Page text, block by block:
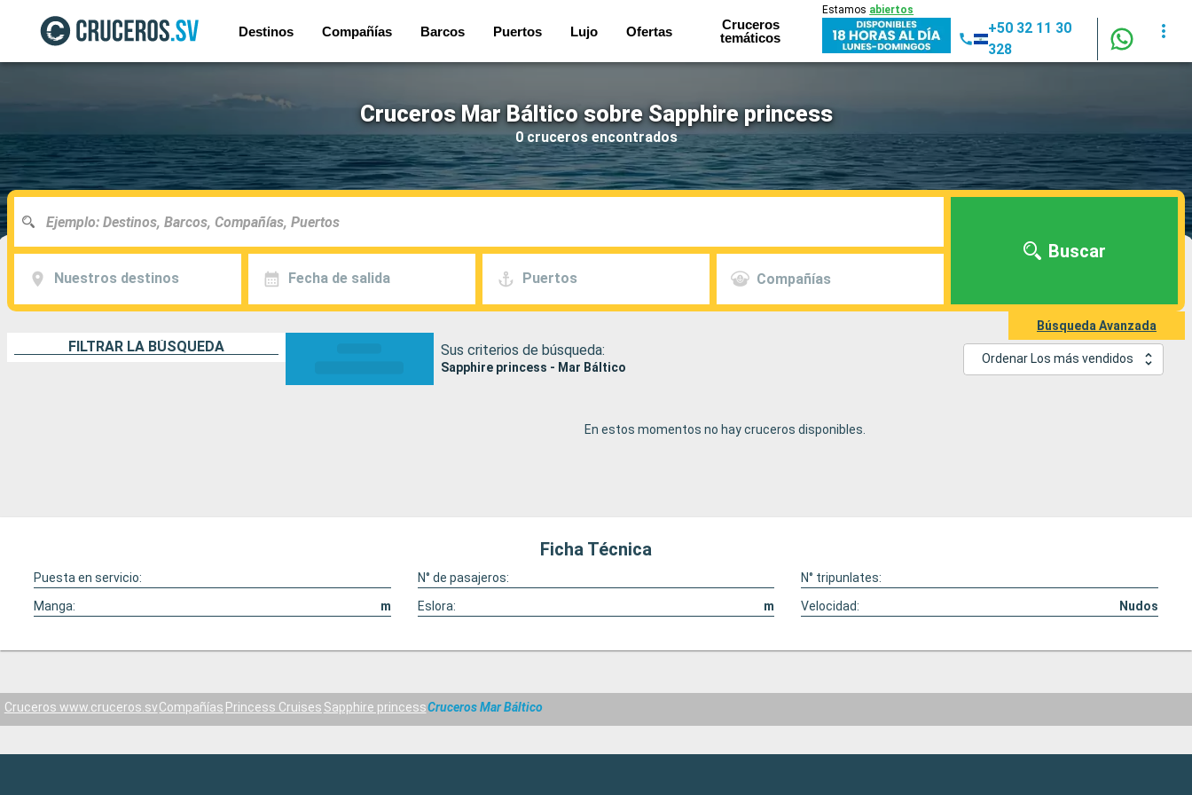
Destinos Compañías Barcos Puertos Lujo Ofertas
Cruceros
temáticos
Estamos abiertos
+50 32 11 30
328
Cruceros Mar Báltico sobre Sapphire princess
0 cruceros encontrados
Nuestros destinos Fecha de salida Puertos Compañías
Buscar
Búsqueda Avanzada
FILTRAR LA BÚSQUEDA Sus criterios de búsqueda:
Sapphire princess - Mar Báltico
Ordenar Los más vendidos
En estos momentos no hay cruceros disponibles.
Ficha Técnica
Puesta en servicio: N° de pasajeros:
N° tripunlates:
Manga:
m Eslora: m Velocidad: Nudos
Cruceros www.cruceros.svCompañías Princess Cruises Sapphire princessCruceros Mar Báltico